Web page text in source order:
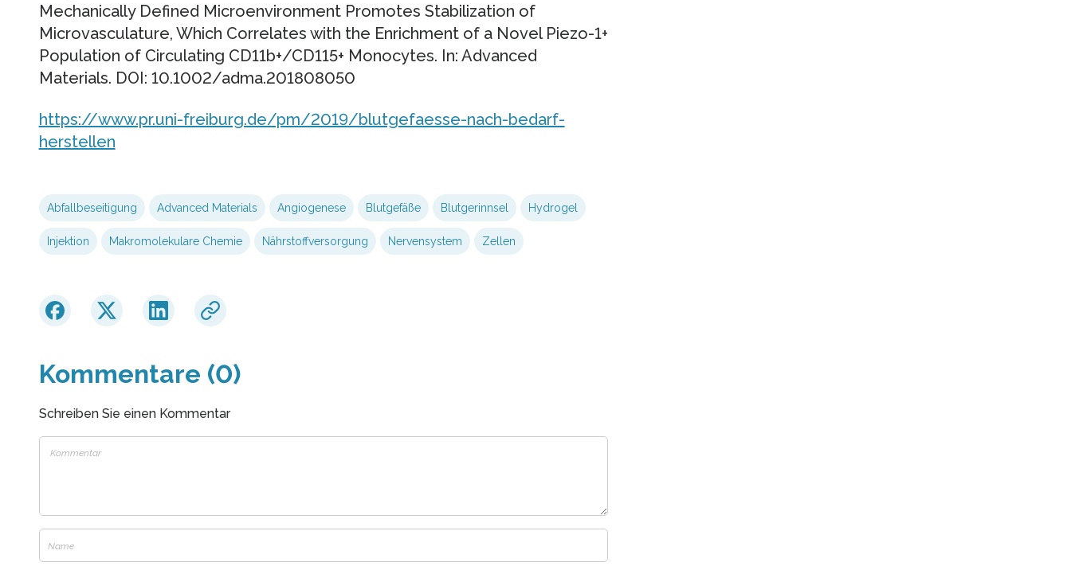
Mechanically Defined Microenvironment Promotes Stabilization of
Microvasculature, Which Correlates with the Enrichment of a Novel Piezo-1+
Population of Circulating CD11b+/CD115+ Monocytes. In: Advanced
Materials. DOI: 10.1002/adma.201808050
https://www.pr.uni-freiburg.de/pm/2019/blutgefaesse-nach-bedarf-
herstellen
Abfallbeseitigung Advanced Materials Angiogenese Blutgefäße Blutgerinnsel Hydrogel
Injektion Makromolekulare Chemie Nährstoffversorgung Nervensystem Zellen
Kommentare (0)
Schreiben Sie einen Kommentar